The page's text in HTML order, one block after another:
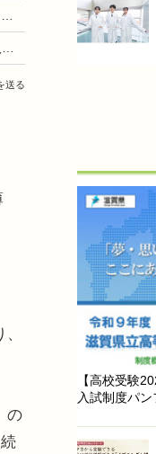
おこづかいで学ぶ金融リテラシー「money ring」セブン銀行
浅野の大学合格実績2026、東大38人・早慶225人・理科大110人
送る
の
【高校受験
入試制度パン